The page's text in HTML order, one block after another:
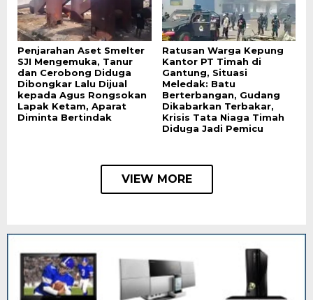
Penjarahan Aset Smelter
SJI Mengemuka, Tanur
dan Cerobong Diduga
Dibongkar Lalu Dijual
kepada Agus Rongsokan
Lapak Ketam, Aparat
Diminta Bertindak
Ratusan Warga Kepung
Kantor PT Timah di
Gantung, Situasi
Meledak: Batu
Berterbangan, Gudang
Dikabarkan Terbakar,
Krisis Tata Niaga Timah
Diduga Jadi Pemicu
VIEW MORE